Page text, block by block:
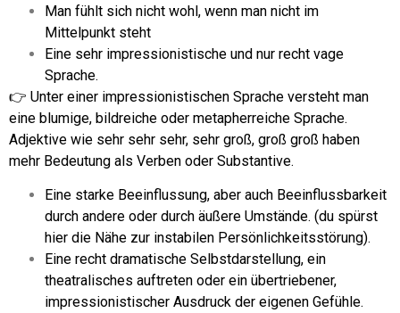
Man fühlt sich nicht wohl, wenn man nicht im
Mittelpunkt steht
Eine sehr impressionistische und nur recht vage
Sprache.
👉 Unter einer impressionistischen Sprache versteht man
eine blumige, bildreiche oder metapherreiche Sprache.
Adjektive wie sehr sehr sehr, sehr groß, groß groß haben
mehr Bedeutung als Verben oder Substantive.
Eine starke Beeinflussung, aber auch Beeinflussbarkeit
durch andere oder durch äußere Umstände. (du spürst
hier die Nähe zur instabilen Persönlichkeitsstörung).
Eine recht dramatische Selbstdarstellung, ein
theatralisches auftreten oder ein übertriebener,
impressionistischer Ausdruck der eigenen Gefühle.